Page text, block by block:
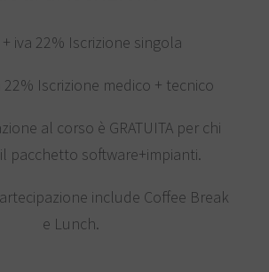
+ iva 22% Iscrizione singola
22% Iscrizione medico + tecnico
al corso è GRATUITA per chi
pacchetto software+impianti.
include Coffee Break
e Lunch.